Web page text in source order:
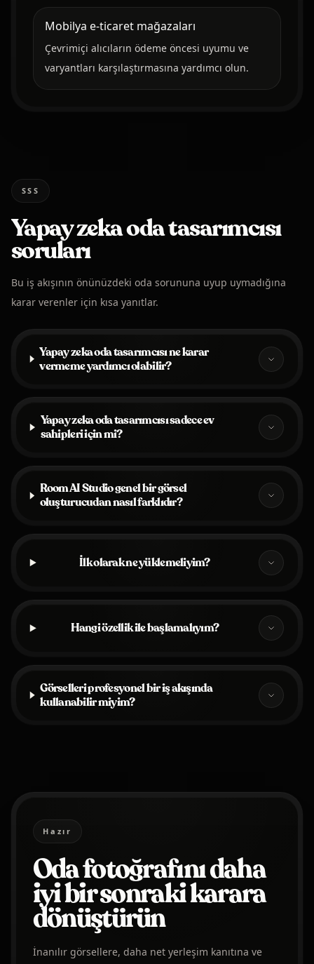
Mobilya e-ticaret mağazaları
Çevrimiçi alıcıların ödeme öncesi uyumu ve
varyantları karşılaştırmasına yardımcı olun.
SSS
Yapay zeka oda tasarımcısı
soruları
Bu iş akışının önünüzdeki oda sorununa uyup uymadığına
karar verenler için kısa yanıtlar.
Yapay zeka oda tasarımcısı ne karar
vermeme yardımcı olabilir?
Yapay zeka oda tasarımcısı sadece ev
sahipleri için mi?
Room AI Studio genel bir görsel
oluşturucudan nasıl farklıdır?
İlk olarak ne yüklemeliyim?
Hangi özellik ile başlamalıyım?
Görselleri profesyonel bir iş akışında
kullanabilir miyim?
Hazır
Oda fotoğrafını daha
iyi bir sonraki karara
dönüştürün
İnanılır görsellere, daha net yerleşim kanıtına ve